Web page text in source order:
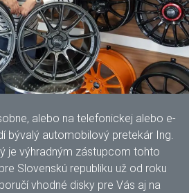
alebo na telefonickej alebo e-
bývalý automobilový pretekár Ing.
je výhradným zástupcom tohto
Slovenskú republiku už od roku
vhodné disky pre Vás aj na